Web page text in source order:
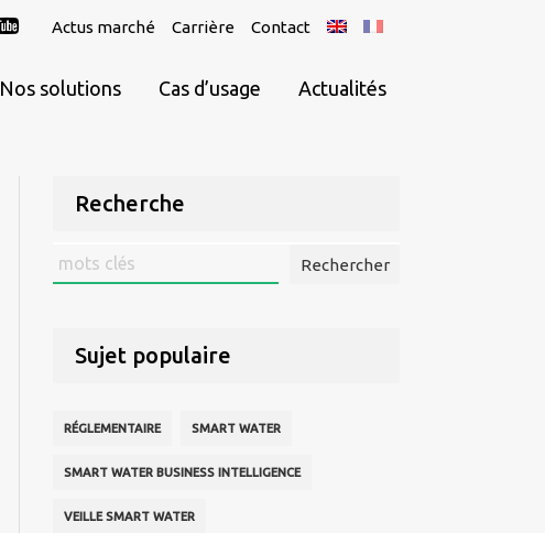
Actus marché Carrière Contact
Nos solutions Cas d’usage Actualités
Recherche
Rechercher
:
Sujet populaire
RÉGLEMENTAIRE SMART WATER
SMART WATER BUSINESS INTELLIGENCE
VEILLE SMART WATER